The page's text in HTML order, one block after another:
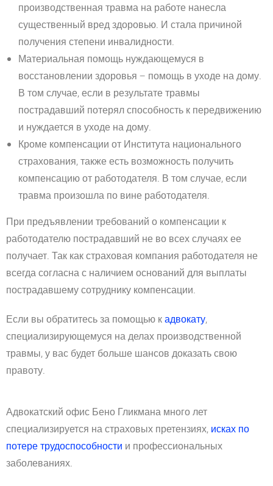
производственная травма на работе нанесла
существенный вред здоровью. И стала причиной
получения степени инвалидности.
Материальная помощь нуждающемуся в
восстановлении здоровья – помощь в уходе на дому.
В том случае, если в результате травмы
пострадавший потерял способность к передвижению
и нуждается в уходе на дому.
Кроме компенсации от Института национального
страхования, также есть возможность получить
компенсацию от работодателя. В том случае, если
травма произошла по вине работодателя.
При предъявлении требований о компенсации к
работодателю пострадавший не во всех случаях ее
получает. Так как страховая компания работодателя не
всегда согласна с наличием оснований для выплаты
пострадавшему сотруднику компенсации.
Если вы обратитесь за помощью кадвокату,
специализирующемуся на делах производственной
травмы, у вас будет больше шансов доказать свою
правоту.
Адвокатский офис Бено Гликмана много лет
специализируется на страховых претензиях, исках по
потере трудоспособности и профессиональных
заболеваниях.